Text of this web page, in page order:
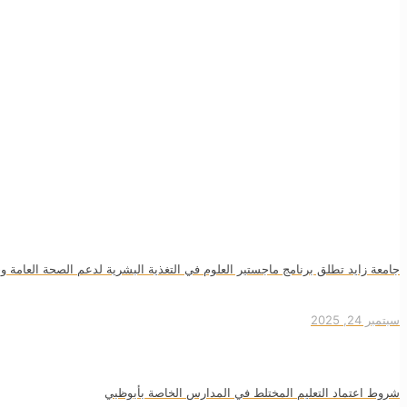
جامعة زايد تطلق برنامج ماجستير العلوم في التغذية البشرية لدعم الصحة العامة
سبتمبر 24, 2025
شروط اعتماد التعليم المختلط في المدارس الخاصة بأبوظبي